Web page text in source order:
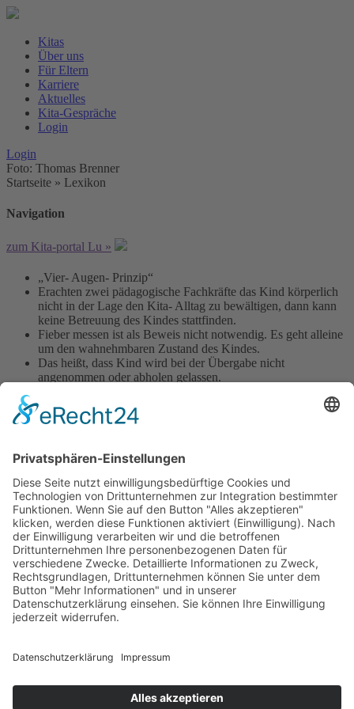
Kitas
Über uns
Für Eltern
Karriere
Aktuelles
Kita-Gespräche
Login
Login
Foto: Thomas Brenner
Startseite » Lexikon
Navigation
zum Kita-portal Lu »
„Vier- Augen- Prinzip“
Erachten zwei pädagogische Fachkräfte das Kind körperlich
nicht in der Lage den Kita- Alltag zu bewältigen, dann kann
keine Betreuung des Kindes stattfinden.
Fieber messen ist als Beweis nicht notwendig. Es geht alleine
um den wahnehmbaren Zustand des Kindes.
Das heißt, dass Kind wird bei der Übergabe nicht
angenommen oder abholen gelassen.
fragender aber bestimmter Haltung ansprechen.
Holen Eltern ihr Kind nach einem Anruf nicht ab oder
Elterninfo nutzen:Elterninformation_Magen Darm
Kitas
Übersicht
Über uns
Struktur
Team
Kita-Gespräche
Ausbildung